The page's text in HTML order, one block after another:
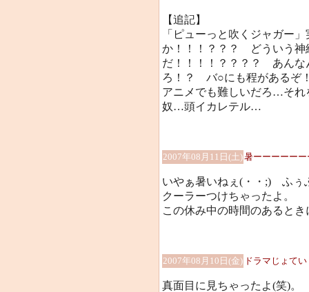
【追記】
「ピューっと吹くジャガー
か！！！？？？ どういう神
だ！！！！？？？？ あんな
ろ！？ バ○にも程があるぞ
アニメでも難しいだろ…そ
奴…頭イカレテル…
2007年08月11日(土)暑ーーーーー
いやぁ暑いねぇ(・・;) ふぅ
クーラーつけちゃったよ。
この休み中の時間のあると
2007年08月10日(金) ドラマじょてい
真面目に見ちゃったよ(笑)。